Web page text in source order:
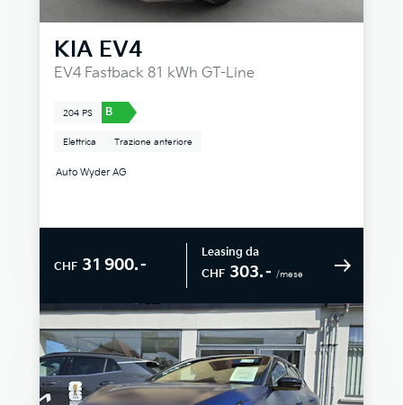
KIA EV4
EV4 Fastback 81 kWh GT-Line
204 PS B
Elettrica Trazione anteriore
Auto Wyder AG
CHF 31 900.–
Leasing da
CHF 303.– /mese